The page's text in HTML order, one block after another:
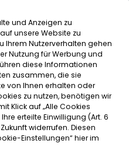
der Seite anspringen
undMENÜ
SULZBERG
2025 sein 25-jähriges
und Anzeigen zu
unsere Website zu
Ihrem Nutzerverhalten gehen
Nutzung für Werbung und
diese Informationen
zusammen, die sie
von Ihnen erhalten oder
zu nutzen, benötigen wir
Klick auf „Alle Cookies
erteilte Einwilligung (Art. 6
widerrufen. Diesen
Einstellungen“ hier im